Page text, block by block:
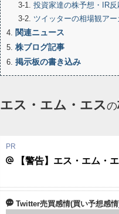
3-1 投資家達の株予想・IR反
3-2 ツイッターの相場観ア
4
関連ニュース
5 株ブログ記事
6 掲示板の書き込み
エス・エム・エスの
【警告】エス・エム・
Twitter売買感情(買い予想感